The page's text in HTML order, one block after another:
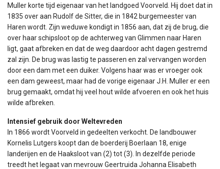
Muller korte tijd eigenaar van het landgoed Voorveld. Hij doet dat in
1835 over aan Rudolf de Sitter, die in 1842 burgemeester van
Haren wordt. Zijn weduwe kondigt in 1856 aan, dat zij de brug, die
over haar schipsloot op de achterweg van Glimmen naar Haren
ligt, gaat afbreken en dat de weg daardoor acht dagen gestremd
zal zijn. De brug was lastig te passeren en zal vervangen worden
door een dam met een duiker. Volgens haar was er vroeger ook
een dam geweest, maar had de vorige eigenaar J.H. Muller er een
brug gemaakt, omdat hij veel hout wilde afvoeren en ook het huis
wilde afbreken.
Intensief gebruik door Weltevreden
In 1866 wordt Voorveld in gedeelten verkocht. De landbouwer
Kornelis Lutgers koopt dan de boerderij Boerlaan 18, enige
landerijen en de Haaksloot van (2) tot (3). In dezelfde periode
treedt het legaat van mevrouw Geertruida Johanna Elisabeth